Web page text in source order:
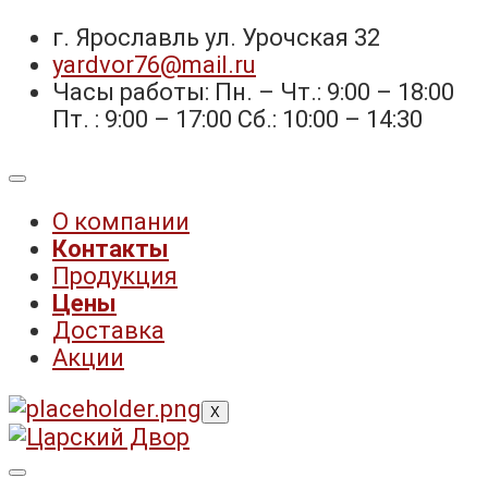
г. Ярославль ул. Урочская 32 ⁣⁣⁣⁣
yardvor76@mail.ru
Часы работы: Пн. – Чт.: 9:00 – 18:00
Пт. : 9:00 – 17:00 Сб.: 10:00 – 14:30
О компании
Контакты
Продукция
Цены
Доставка
Акции
X